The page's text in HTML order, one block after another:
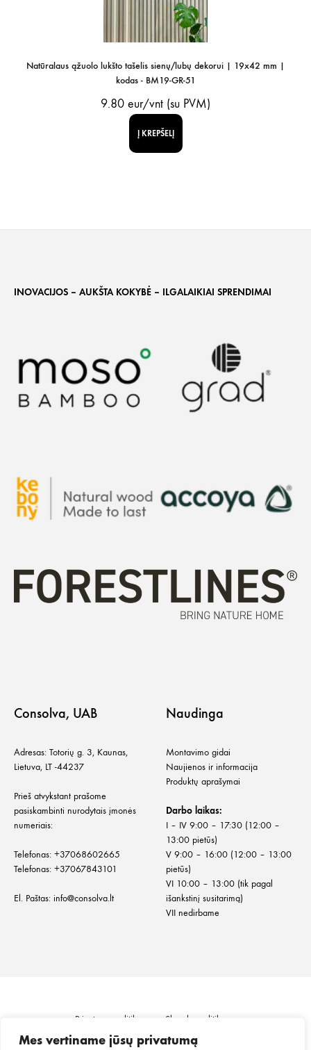
Mes vertiname jūsų privatumą
Natūralaus ąžuolo lukšto tašelis sienų/lubų dekorui | 19x42 mm |
kodas - BM19-GR-51
9.80 eur/vnt (su PVM)
Į KREPŠELĮ
INOVACIJOS – AUKŠTA KOKYBĖ – ILGALAIKIAI SPRENDIMAI
Consolva, UAB
Adresas: Totorių g. 3, Kaunas,
Lietuva, LT -44237
Prieš atvykstant prašome
pasiskambinti nurodytais įmonės
numeriais:
Telefonas: +37068602665
Telefonas: +37067843101
El. Paštas: info@consolva.lt
Naudinga
Montavimo gidai
Naujienos ir informacija
Produktų aprašymai
Darbo laikas:
I – IV 9:00 – 17:30 (12:00 –
13:00 pietūs)
V 9:00 – 16:00 (12:00 – 13:00
pietūs)
VI 10:00 – 13:00 (tik pagal
išankstinį susitarimą)
VII nedirbame
Privatumo politika
Slapukų politika
Informacija klientui